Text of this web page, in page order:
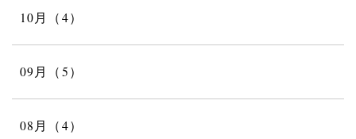
10月（4）
09月（5）
08月（4）